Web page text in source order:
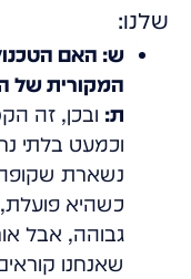
שלנו:
ש: האם
המקורית של
ת: ובכן, זה
וכמעט בלתי
נשארת שקופה
כשהיא פועלת,
גבוהה, אבל
שאנחנו